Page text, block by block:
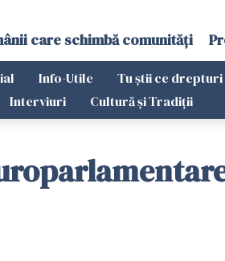
care schimbă comunități
Info-Utile Tu știi ce drepturi
Interviuri Cultură și Tradiții